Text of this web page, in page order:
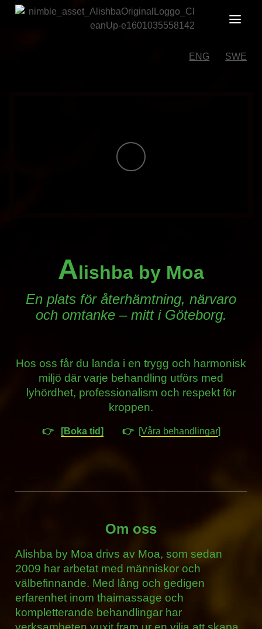
Skip
ENG SWE
Alishba by Moa
En plats för återhämtning, närvaro
och omtanke – mitt i Göteborg.
Hos oss får du landa i en trygg och harmonisk
miljö där varje behandling utförs med
lyhördhet, professionalism och respekt för
kroppen.
👉 [Boka tid] 👉 [Våra behandlingar]
Om oss
Alishba by Moa drivs av Moa, som sedan
2009 har arbetat med människor och
välbefinnande. Med lång och gedigen
erfarenhet inom thaimassage och
kompletterande behandlingar har